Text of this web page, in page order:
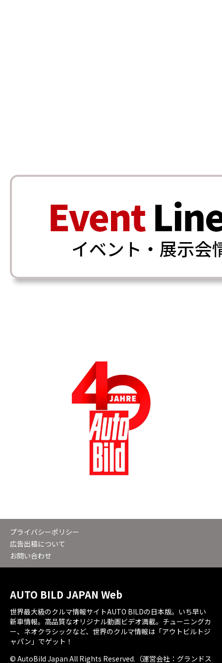
プライバシーポリシー
広告出稿について
お問い合わせ
AUTO BILD JAPAN Web
世界最大級のクルマ情報サイトAUTO BILDの日本版。いち早い
新車情報。高品質なオリジナル動画ビデオ満載。チューニングカ
ー、ネオクラシックなど、世界のクルマ情報は「アウトビルトジ
ャパン」でゲット！
© AutoBild Japan All Rights Reserved.（運営会社：グランドス